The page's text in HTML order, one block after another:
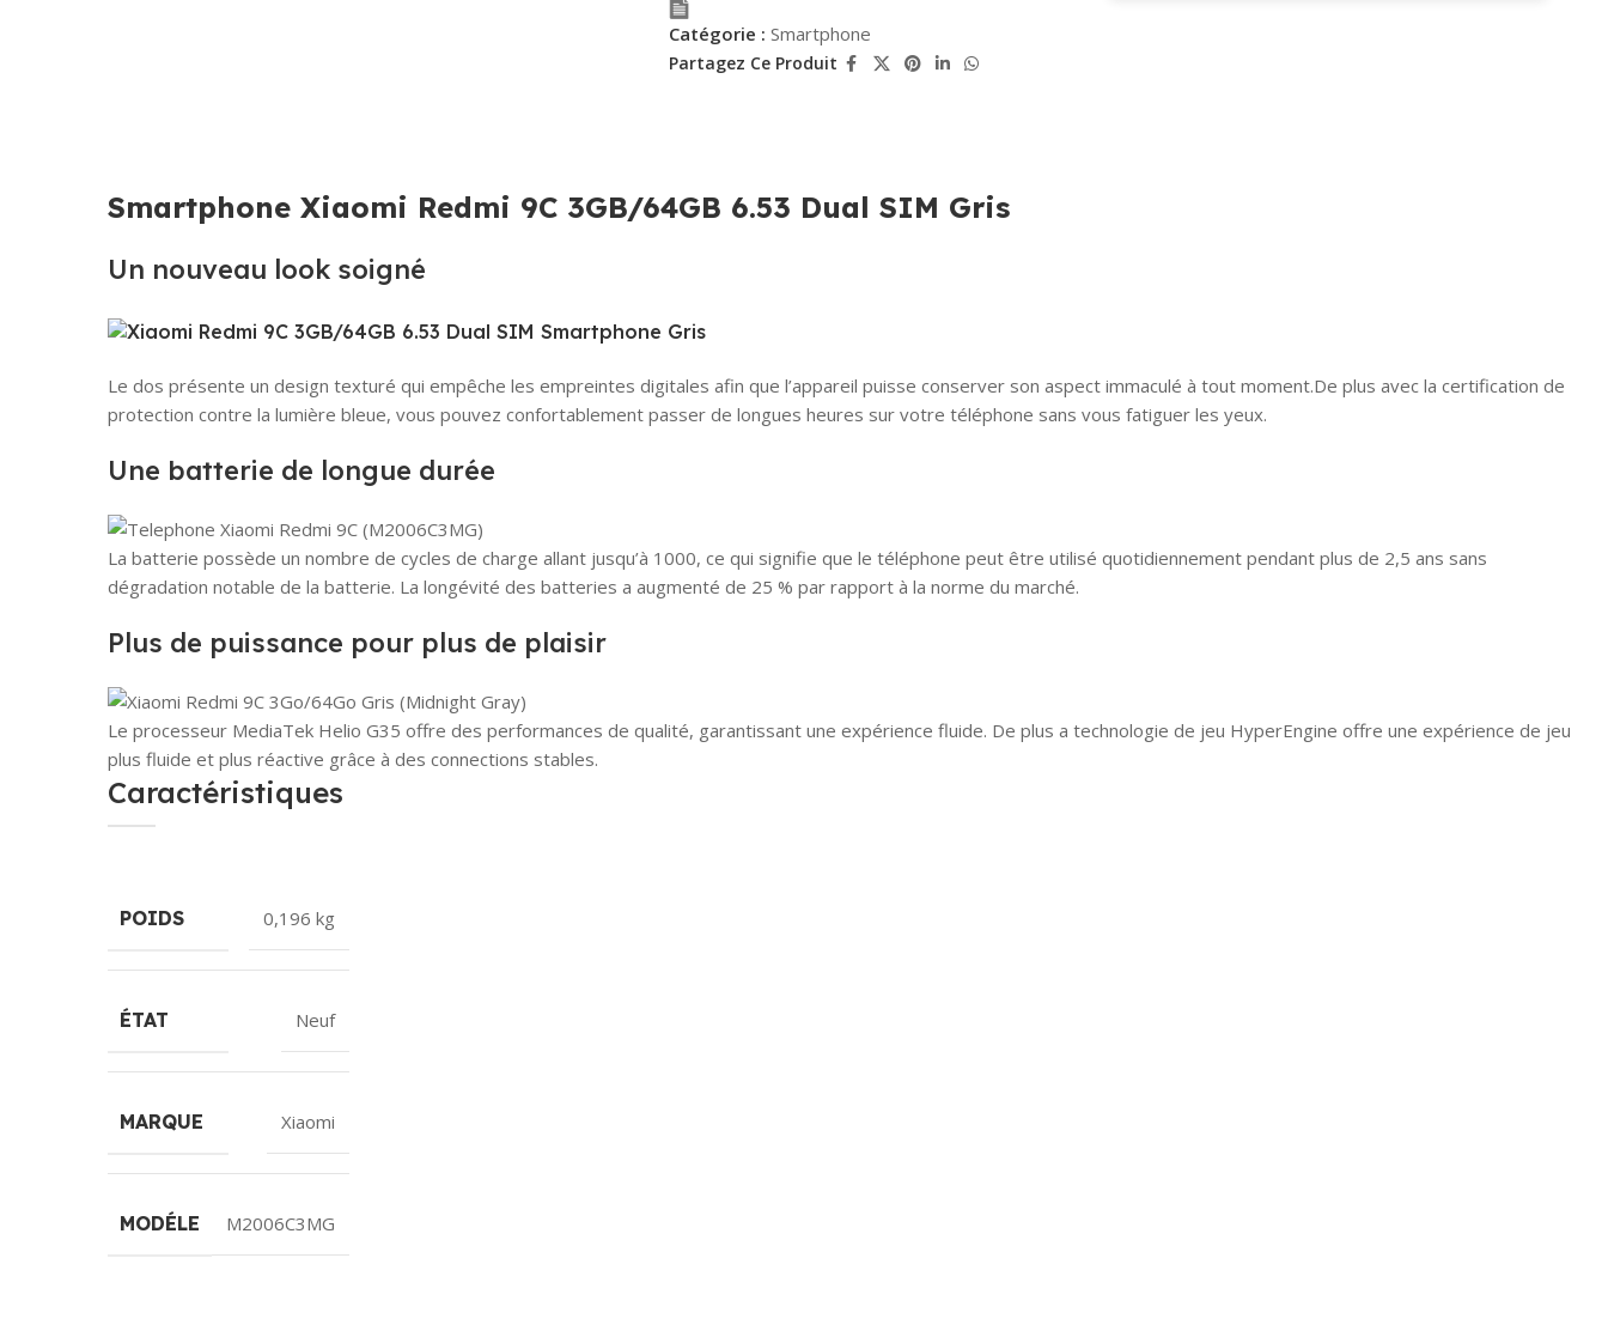
Catégorie : Smartphone
Partagez Ce Produit
Smartphone Xiaomi Redmi 9C 3GB/64GB 6.53 Dual SIM Gris
Un nouveau look soigné
Le dos présente un design texturé qui empêche les empreintes digitales afin que l’appareil puisse conserver son aspect immaculé à tout moment.De plus avec la certification de
protection contre la lumière bleue, vous pouvez confortablement passer de longues heures sur votre téléphone sans vous fatiguer les yeux.
Une batterie de longue durée
La batterie possède un nombre de cycles de charge allant jusqu’à 1000, ce qui signifie que le téléphone peut être utilisé quotidiennement pendant plus de 2,5 ans sans
dégradation notable de la batterie. La longévité des batteries a augmenté de 25 % par rapport à la norme du marché.
Plus de puissance pour plus de plaisir
Le processeur MediaTek Helio G35 offre des performances de qualité, garantissant une expérience fluide. De plus a technologie de jeu HyperEngine offre une expérience de jeu
plus fluide et plus réactive grâce à des connections stables.
Caractéristiques
POIDS 0,196 kg
ÉTAT Neuf
MARQUE Xiaomi
MODÉLE M2006C3MG